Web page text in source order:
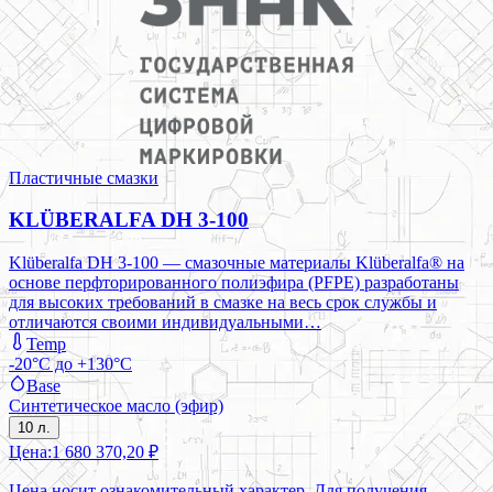
Пластичные смазки
KLÜBERALFA DH 3-100
Klüberalfa DH 3-100 — смазочные материалы Klüberalfa® на
основе перфторированного полиэфира (PFPE) разработаны
для высоких требований в смазке на весь срок службы и
отличаются своими индивидуальными…
Temp
-20°C до +130°C
Base
Синтетическое масло (эфир)
10 л.
Цена:1 680 370,20 ₽